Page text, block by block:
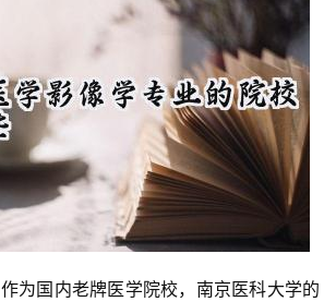
作为国内老牌医学院校，南京医科大学的